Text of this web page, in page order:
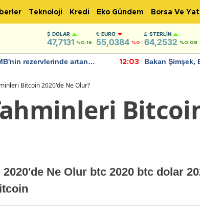
Teknoloji Kredi Eko Gündem Borsa Ve
DOLAR
47,7131 %0.16
EURO
55,0384 %0
STERLIN
64,2532 %0.08
rezervlerinde artan
12:03
Bakan Şimşek,
Bitcoin 2020'de Ne Olur?
Ne Olur btc 2020 btc dolar